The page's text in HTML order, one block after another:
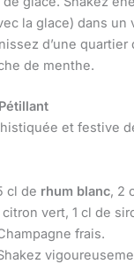
la glace) dans un
d’une
de menthe.
et festive
cl de rhum blanc, 2
vert, 1 cl de
frais.